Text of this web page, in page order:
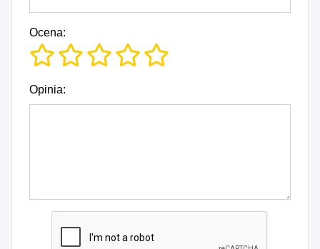
Ocena:
Opinia: